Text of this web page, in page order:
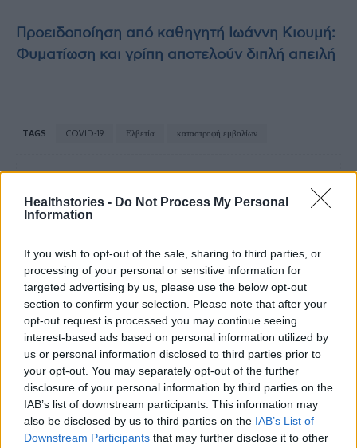
Healthstories - Do Not Process My Personal
Information
If you wish to opt-out of the sale, sharing to third parties, or
processing of your personal or sensitive information for
targeted advertising by us, please use the below opt-out
section to confirm your selection. Please note that after your
opt-out request is processed you may continue seeing
interest-based ads based on personal information utilized by
us or personal information disclosed to third parties prior to
your opt-out. You may separately opt-out of the further
disclosure of your personal information by third parties on the
IAB’s list of downstream participants. This information may
also be disclosed by us to third parties on the IAB’s List of
Downstream Participants that may further disclose it to other
Προειδοποίηση από καθηγητή Ιωάννη Κιουμή:
Φυματίωση και γρίπη αποτελούν διπλή απειλή
TAGS COVID-19 Ελβετία καταστροφή εμβολίων
healthstories